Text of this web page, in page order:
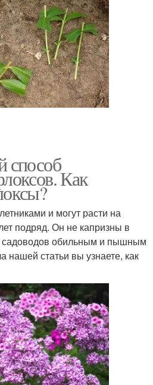
способ
Как
и могут расти на
подряд. Он не капризны в
садоводов обильным и пышным
нашей статьи вы узнаете, как